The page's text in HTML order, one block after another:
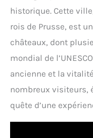
historique. Cette
rois de Prusse, est
châteaux, dont
mondial de
ancienne et la
nombreux visiteurs,
quête d’une